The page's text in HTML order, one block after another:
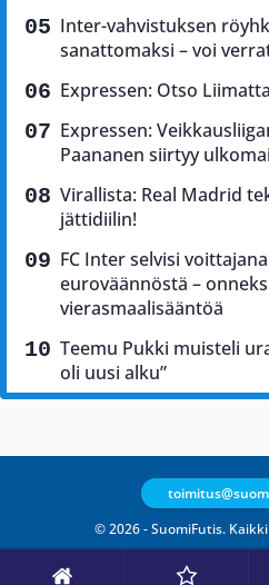
Inter-vahvistuksen
sanattomaksi – voi
Expressen: Otso
Expressen:
Paananen siirtyy
Virallista: Real Madrid
jättidiilin!
FC Inter selvisi
euroväännöstä –
vierasmaalisääntöä
Teemu Pukki muisteli
oli uusi alku”
© 2026 - SuomiFutis.